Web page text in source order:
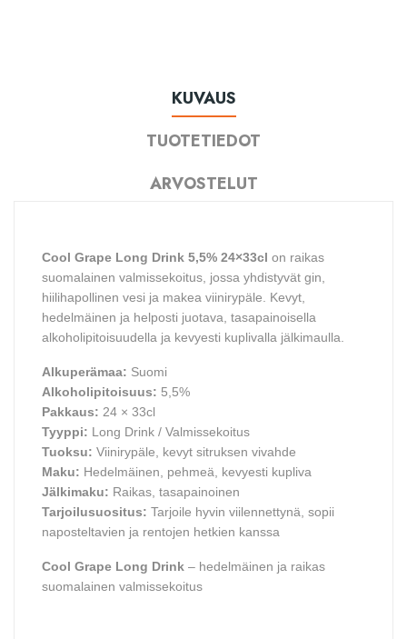
KUVAUS
TUOTETIEDOT
ARVOSTELUT
Cool Grape Long Drink 5,5% 24×33cl on raikas
suomalainen valmissekoitus, jossa yhdistyvät gin,
hiilihapollinen vesi ja makea viinirypäle. Kevyt,
hedelmäinen ja helposti juotava, tasapainoisella
alkoholipitoisuudella ja kevyesti kuplivalla jälkimaulla.
Alkuperämaa: Suomi
Alkoholipitoisuus: 5,5%
Pakkaus: 24 × 33cl
Tyyppi: Long Drink / Valmissekoitus
Tuoksu: Viinirypäle, kevyt sitruksen vivahde
Maku: Hedelmäinen, pehmeä, kevyesti kupliva
Jälkimaku: Raikas, tasapainoinen
Tarjoilusuositus: Tarjoile hyvin viilennettynä, sopii
naposteltavien ja rentojen hetkien kanssa
Cool Grape Long Drink – hedelmäinen ja raikas
suomalainen valmissekoitus